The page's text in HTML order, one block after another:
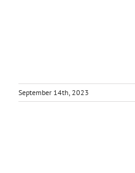
September 14th, 2023